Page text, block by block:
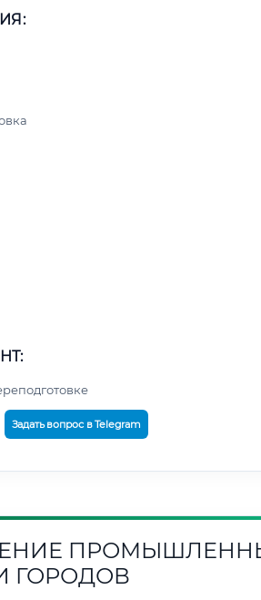
Задать вопрос в Telegram
ГОРОДОВ